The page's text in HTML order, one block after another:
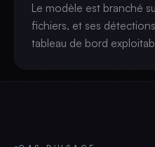
Le modèle est branché
fichiers, et ses
tableau de bord